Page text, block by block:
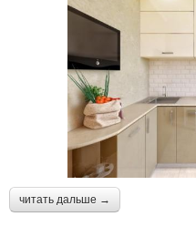
читать дальше →